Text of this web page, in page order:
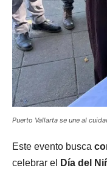
Puerto Vallarta se une al
Este evento busca
celebrar el
Día del